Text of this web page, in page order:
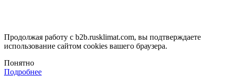
Продолжая работу с b2b.rusklimat.com, вы подтверждаете
использование сайтом cookies вашего браузера.
Понятно
Подробнее